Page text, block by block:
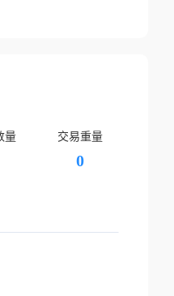
量 交易重量
0